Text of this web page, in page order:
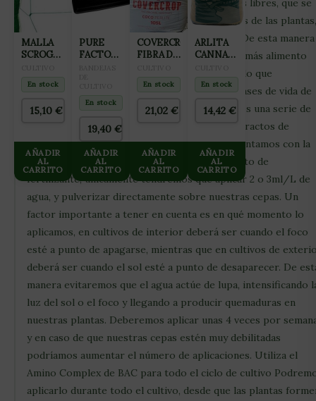
una concentración muy elevada de aminoácidos libres, que se
encargarán de estimular los procesos internos de las plantas,
favoreciendo el flujo de savia por su interior. De esta manera
podrá alimentarse mejor, ya que transportará más alimento
hasta la punta de cada uno de sus brazos, por lo que
notaremos su desarrollo desde las primeras fases de vida de
las plantas. En su fórmula también encontramos una serie de
péptidos de cadena corta, ácidos fúlvicos y extractos de
plantas. Su aplicación será foliar, por lo que contamos con la
ventaja de que no saturaremos nuestro sustrato de
fertilizante, únicamente tendremos que aplicar 2 o 3ml/L de
agua, y pulverizar directamente sobre nuestras cepas. Un
factor importante a tener en cuenta es en qué momento lo
aplicamos, en cultivos de interior deberá ser cuando el foco
esté a punto de apagarse, mientras que en cultivos de
deberá ser cuando el sol esté a punto de desaparecer. De
manera evitaremos que el agua actúe de lupa, intensificando
luz del sol o el foco y llegando a producir quemaduras en
nuestras plantas. Deberemos aplicar unas 4 veces por
y en caso de que nuestras cepas estén muy debilitadas
podríamos aumentar el número de aplicaciones. Utiliza el
Amino Complex de BAC para todo el ciclo de cultivo
aplicarlo durante todo el cultivo, desde que las plantas
MALLA
SCROG
15X15CM
(2X25M)
En stock
15,10 €
AÑADIR
AL
CARRITO
PURE
FACTORY
PARA
100x100CM
En stock
19,40€
AÑADIR
AL
CARRITO
COVERCROP
FIBRA DE
CON
PERLITA
En stock
21,02€
AÑADIR
AL
CARRITO
ARLITA
CANNA
CLAY
PEBLES
(ARCILLA
EXPANDIDA
En stock
14,42€
AÑADIR
AL
CARRITO